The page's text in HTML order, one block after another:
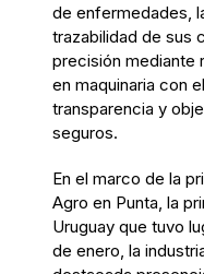
de enfermedades,
trazabilidad de sus
precisión mediante
en maquinaria con
transparencia y
seguros.
En el marco de la
Agro en Punta, la
Uruguay que tuvo
de enero, la